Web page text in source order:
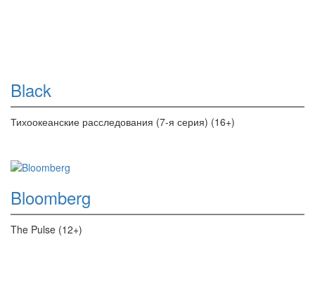
Black
Тихоокеанские расследования (7-я серия) (16+)
Bloomberg
The Pulse (12+)